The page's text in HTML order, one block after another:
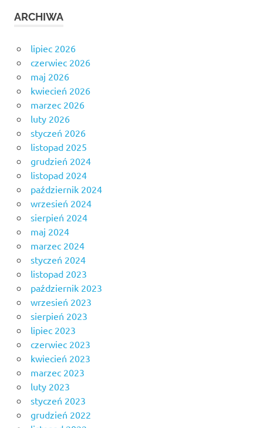
ARCHIWA
lipiec 2026
czerwiec 2026
maj 2026
kwiecień 2026
marzec 2026
luty 2026
styczeń 2026
listopad 2025
grudzień 2024
listopad 2024
październik 2024
wrzesień 2024
sierpień 2024
maj 2024
marzec 2024
styczeń 2024
listopad 2023
październik 2023
wrzesień 2023
sierpień 2023
lipiec 2023
czerwiec 2023
kwiecień 2023
marzec 2023
luty 2023
styczeń 2023
grudzień 2022